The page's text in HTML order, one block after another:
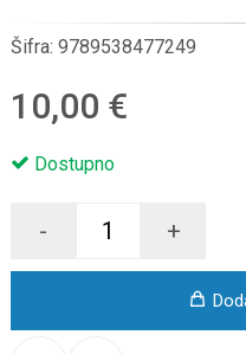
Šifra: 9789538477249
10,00 €
Dostupno
- +